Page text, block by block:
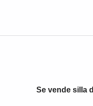
Se vende silla